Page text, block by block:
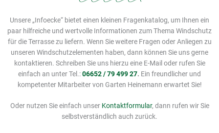
Unsere „Infoecke“ bietet einen kleinen Fragenkatalog, um Ihnen ein
paar hilfreiche und wertvolle Informationen zum Thema Windschutz
für die Terrasse zu liefern. Wenn Sie weitere Fragen oder Anliegen zu
unseren Windschutzelementen haben, dann können Sie uns gerne
kontaktieren. Schreiben Sie uns hierzu eine E-Mail oder rufen Sie
einfach an unter Tel.:06652 / 79 499 27. Ein freundlicher und
kompetenter Mitarbeiter von Garten Heinemann erwartet Sie!
Oder nutzen Sie einfach unser Kontaktformular, dann rufen wir Sie
selbstverständlich auch zurück.